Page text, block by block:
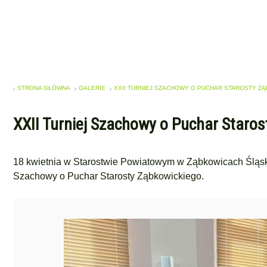
STRONA GŁÓWNA GALERIE XXII TURNIEJ SZACHOWY O PUCHAR STAROSTY
XXII Turniej Szachowy o Puchar
18 kwietnia w Starostwie Powiatowym w Ząbkowicach
Szachowy o Puchar Starosty Ząbkowickiego.